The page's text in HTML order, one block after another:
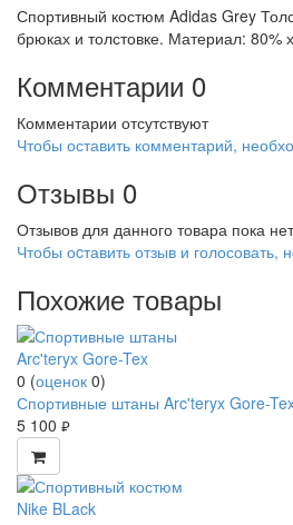
Спортивный костюм Adidas Grey
брюках и толстовке. Материал: 80%
Комментарии 0
Комментарии отсутствуют
Чтобы оставить комментарий,
Отзывы 0
Отзывов для данного товара пока
Чтобы оcтавить отзыв и голосовать,
Похожие товары
0 (оценок 0)
Спортивные штаны Arc'teryx Gore-
5 100 руб.